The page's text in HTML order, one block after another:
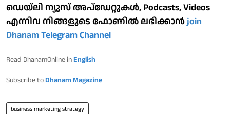
ഡെയ്‌ലി ന്യൂസ് അപ്‌ഡേറ്റുകള്‍, Podcasts, Videos
എന്നിവ നിങ്ങളുടെ ഫോണിൽ ലഭിക്കാൻ join
DhanamTelegram Channel
Read DhanamOnline in English
Subscribe to Dhanam Magazine
business marketing strategy